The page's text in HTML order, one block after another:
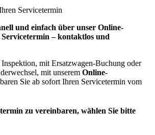
Servicetermin
und einfach über unser Online-
– kontaktlos und
mit Ersatzwagen-Buchung oder
mit unserem Online-
Sie ab sofort Ihren Servicetermin vom
zu vereinbaren, wählen Sie bitte